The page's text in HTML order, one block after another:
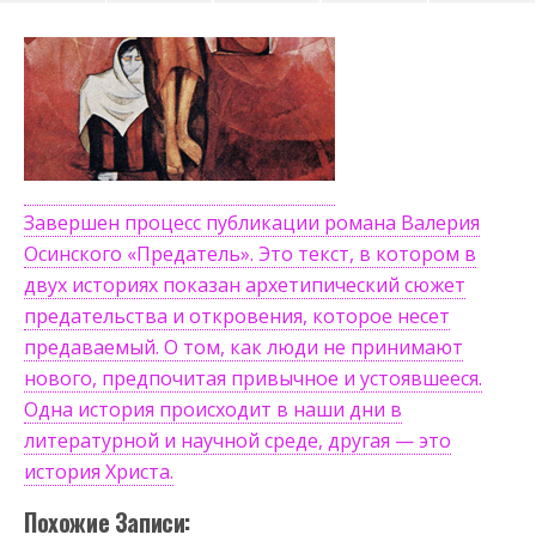
Завершен процесс публикации романа Валерия
Осинского «Предатель». Это текст, в котором в
двух историях показан архетипический сюжет
предательства и откровения, которое несет
предаваемый. О том, как люди не принимают
нового, предпочитая привычное и устоявшееся.
Одна история происходит в наши дни в
литературной и научной среде, другая — это
история Христа.
Похожие Записи: